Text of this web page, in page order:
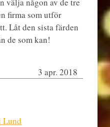
firma som utför
Låt den sista färden
de som kan!
3 apr. 2018
Lund